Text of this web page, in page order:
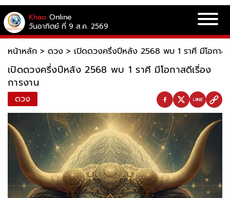
Khao Online
วันอาทิตย์ ที่ 9 ส.ค. 2569
หน้าหลัก > ดวง > เปิดดวงครึ่งปีหลัง 2568 พบ 1 ราศี มีโอกาส
เปิดดวงครึ่งปีหลัง 2568 พบ 1 ราศี มีโอกาสดีเรื่อง
การงาน
ดวง